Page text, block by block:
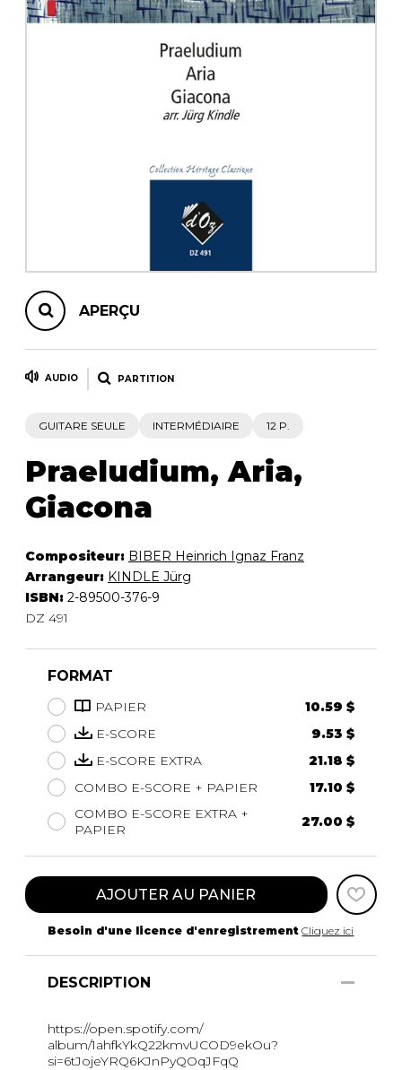
APERÇU
AUDIO PARTITION
GUITARE SEULE INTERMÉDIAIRE 12 P.
Praeludium, Aria,
Giacona
Compositeur: BIBER Heinrich Ignaz Franz
Arrangeur: KINDLE Jürg
ISBN: 2-89500-376-9
DZ 491
FORMAT
PAPIER
10.59 $
E-SCORE
9.53 $
E-SCORE EXTRA
21.18 $
COMBO E-SCORE + PAPIER
17.10 $
COMBO E-SCORE EXTRA +
PAPIER
27.00 $
AJOUTER AU PANIER
Besoin d'une licence d'enregistrement Cliquez ici
DESCRIPTION
https://open.spotify.com/
album/1ahfkYkQ22kmvUCOD9ekOu?
si=6tJojeYRQ6KJnPyQOqJFqQ